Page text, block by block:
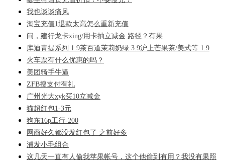
我也谈谈痛风
淘宝充值1退款太高怎么重新充值
问，建行龙卡xing/用卡抽立减金 路径？有果
库迪青提系列 1.9茶百道茉莉奶绿 3.9沪上芒果茶/美式等 1.9
火车票有什么优惠的吗？
美团骑手牛逼
ZFB搜支付有礼
广州光大xyk买10立减金
猫超红包1-3元
狗东16p工行-200
网商好久都没发红包了 之前好多
浦发小毛组合
这几天一直有人偷我苹果帐号，这个他偷到有用？我没有果照